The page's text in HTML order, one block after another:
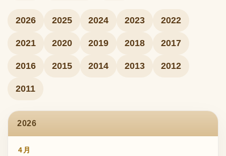
2026 2025 2024 2023 2022
2021 2020 2019 2018 2017
2016 2015 2014 2013 2012
2011
2026
4月